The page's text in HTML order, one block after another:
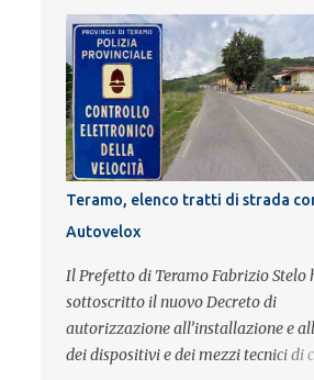
britannica. Nati nel 2007 e
l'omaggio definitivo alla leggenda
Queen, i componenti della band
avanti con grande successo la
l'energia del celebre gruppo. Lo
inserisce nell'ambito dei
onore di Sant'Alfonso, il santo
città. La formazione sul palco è
Simone Fortuna alla batteria e voce,
Palermo al basso e voce, Tiziano
alla chitarra e voce, e Salvo Vinci alla
Salvo Vinci è la voce scelta
Brian May e Roger Taylor per il
Teramo, elenco tratti di strada
Autovelox
Il Prefetto di Teramo Fabrizio Stelo
sottoscritto il nuovo Decreto di
autorizzazione all’installazione e
dei dispositivi e dei mezzi tecnici di